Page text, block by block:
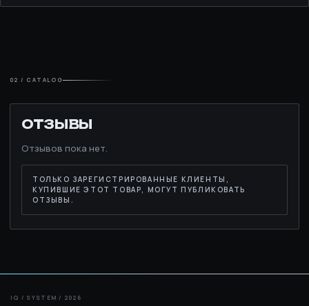
02 / CATALOG
ОТЗЫВЫ
Отзывов пока нет.
ТОЛЬКО ЗАРЕГИСТРИРОВАННЫЕ КЛИЕНТЫ,
КУПИВШИЕ ЭТОТ ТОВАР, МОГУТ ПУБЛИКОВАТЬ
ОТЗЫВЫ.